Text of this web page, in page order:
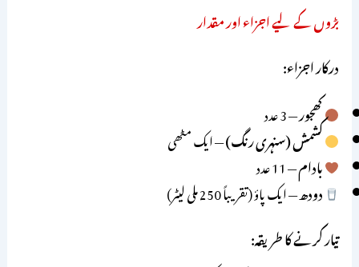
بڑوں کے لیے اجزاء اور مقدار
درکار اجزاء:
کھجور— 3 عدد
کشمش (سنہری رنگ)— ایک مٹھی
بادام— 11 عدد
دودھ— ایک پاؤ (تقریباً 250 ملی لیٹر)
تیار کرنے کا طریقہ: